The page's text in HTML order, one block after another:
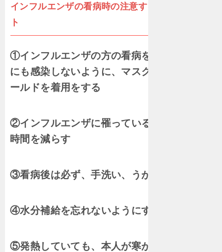
インフルエンザの看病時の注意する5つのポイン
ト
①インフルエンザの方の看病をする際は自分
にも感染しないように、マスクやフェイスシ
ールドを着用をする
②インフルエンザに罹っている人に接触する
時間を減らす
③看病後は必ず、手洗い、うがいを徹底する
④水分補給を忘れないようにする
⑤発熱していても、本人が寒がっているので